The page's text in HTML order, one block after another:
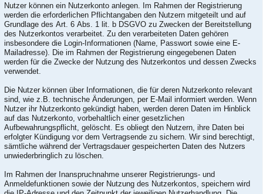
Nutzer können ein Nutzerkonto anlegen. Im Rahmen der Registrierung
werden die erforderlichen Pflichtangaben den Nutzern mitgeteilt und auf
Grundlage des Art. 6 Abs. 1 lit. b DSGVO zu Zwecken der Bereitstellung
des Nutzerkontos verarbeitet. Zu den verarbeiteten Daten gehören
insbesondere die Login-Informationen (Name, Passwort sowie eine E-
Mailadresse). Die im Rahmen der Registrierung eingegebenen Daten
werden für die Zwecke der Nutzung des Nutzerkontos und dessen Zwecks
verwendet.
Die Nutzer können über Informationen, die für deren Nutzerkonto relevant
sind, wie z.B. technische Änderungen, per E-Mail informiert werden. Wenn
Nutzer ihr Nutzerkonto gekündigt haben, werden deren Daten im Hinblick
auf das Nutzerkonto, vorbehaltlich einer gesetzlichen
Aufbewahrungspflicht, gelöscht. Es obliegt den Nutzern, ihre Daten bei
erfolgter Kündigung vor dem Vertragsende zu sichern. Wir sind berechtigt,
sämtliche während der Vertragsdauer gespeicherten Daten des Nutzers
unwiederbringlich zu löschen.
Im Rahmen der Inanspruchnahme unserer Registrierungs- und
Anmeldefunktionen sowie der Nutzung des Nutzerkontos, speichern wird